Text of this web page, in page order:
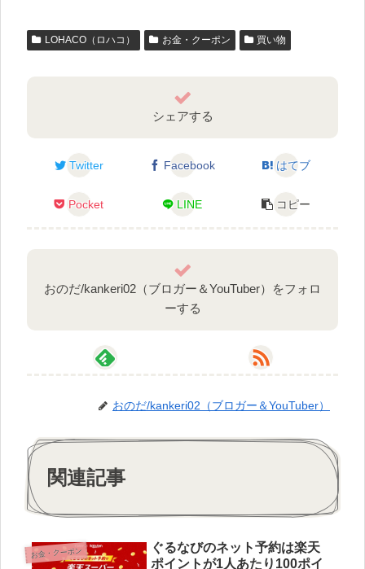
LOHACO（ロハコ） お金・クーポン 買い物
シェアする
Twitter Facebook はてブ
Pocket LINE コピー
おのだ/kankeri02（ブロガー＆YouTuber）をフォロ
ーする
おのだ/kankeri02（ブロガー＆YouTuber）
関連記事
お金・クーポン
ぐるなびのネット予約は楽天
ポイントが1人あたり100ポイ